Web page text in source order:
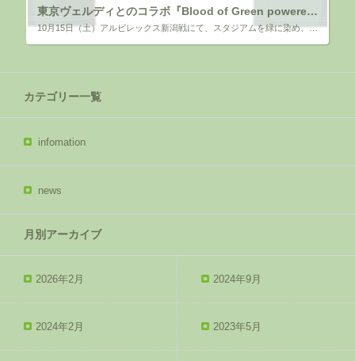
東京ヴェルディとのコラボ『Blood of Green powered by 飯島総合企画』実施しました
10月15日（土）アルビレックス新潟戦にて、スタジアムを緑に染め、チームの勝利を後押しすべく、ファン・サポーターの皆さまを盛り上げるため、 かつて東京ヴェルディに在籍していたOB選手4名の来場し、東京ヴェルディ様の全面的 […]
カテゴリー一覧
infomation
news
月別アーカイブ
2026年2月 2024年9月
2024年2月 2023年5月